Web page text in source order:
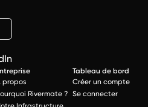
propos
Rivermate ?
Tableau de bord
Créer un compte
Se connecter